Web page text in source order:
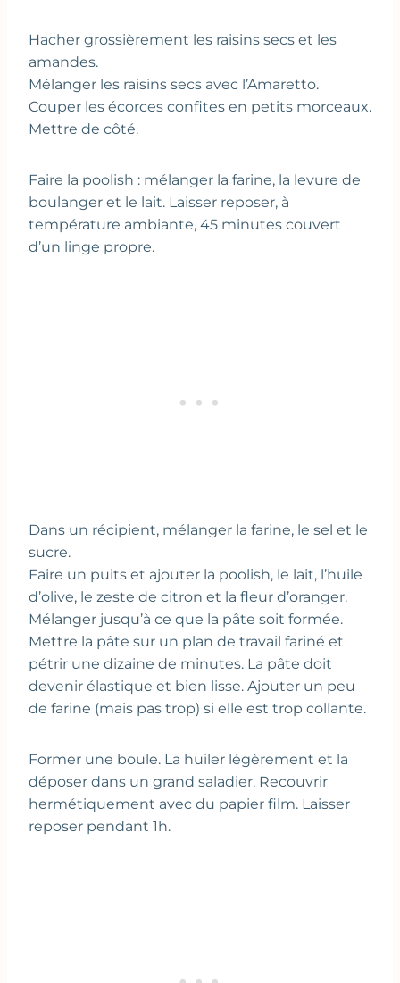
Hacher grossièrement les raisins secs et les
amandes.
Mélanger les raisins secs avec l’Amaretto.
Couper les écorces confites en petits morceaux.
Mettre de côté.
Faire la poolish : mélanger la farine, la levure de
boulanger et le lait. Laisser reposer, à
température ambiante, 45 minutes couvert
d’un linge propre.
Dans un récipient, mélanger la farine, le sel et le
sucre.
Faire un puits et ajouter la poolish, le lait, l’huile
d’olive, le zeste de citron et la fleur d’oranger.
Mélanger jusqu’à ce que la pâte soit formée.
Mettre la pâte sur un plan de travail fariné et
pétrir une dizaine de minutes. La pâte doit
devenir élastique et bien lisse. Ajouter un peu
de farine (mais pas trop) si elle est trop collante.
Former une boule. La huiler légèrement et la
déposer dans un grand saladier. Recouvrir
hermétiquement avec du papier film. Laisser
reposer pendant 1h.